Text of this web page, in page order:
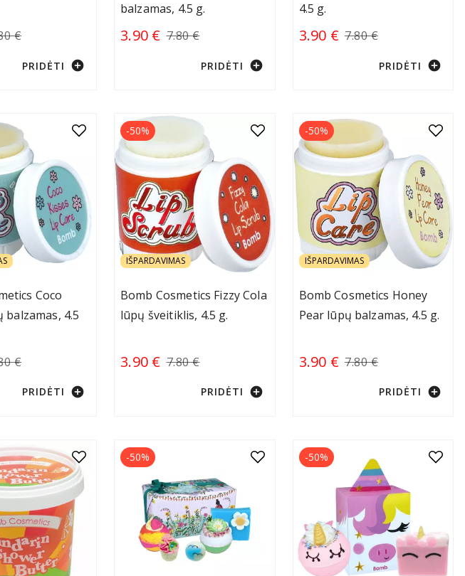
€
PRIDĖTI add_circle
balzamas, 4.5 g.
3.90 € 7.80 €
PRIDĖTI add_circle
4.5 g.
3.90 € 7.80 €
PRIDĖTI add_circle
Coco
balzamas, 4.5
€
PRIDĖTI add_circle
IŠPARDAVIMAS
Bomb Cosmetics Fizzy Cola
lūpų šveitiklis, 4.5 g.
3.90 € 7.80 €
-50%
PRIDĖTI add_circle
IŠPARDAVIMAS
Bomb Cosmetics Honey
Pear lūpų balzamas, 4.5 g.
3.90 € 7.80 €
-50%
PRIDĖTI add_circle
-50% -50%